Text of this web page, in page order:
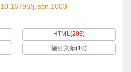
10.16798/j.issn.1003-
HTML(203)
施引文献(10)